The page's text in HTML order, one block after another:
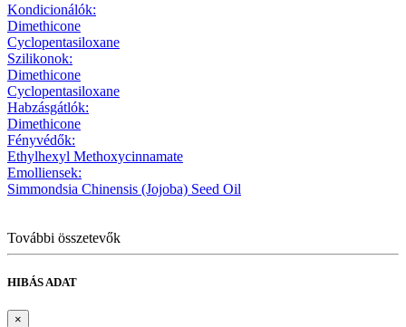
Kondicionálók:
Dimethicone
Cyclopentasiloxane
Szilikonok:
Dimethicone
Cyclopentasiloxane
Habzásgátlók:
Dimethicone
Fényvédők:
Ethylhexyl Methoxycinnamate
Emolliensek:
Simmondsia Chinensis (Jojoba) Seed Oil
További összetevők
HIBÁS ADAT
×